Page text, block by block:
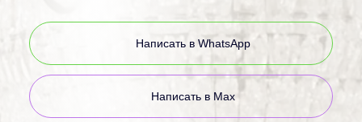
Написать в WhatsApp
Написать в Max